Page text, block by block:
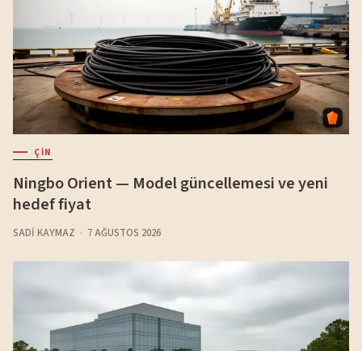
ÇIN
Ningbo Orient — Model güncellemesi ve yeni
hedef fiyat
SADI KAYMAZ 7 AĞUSTOS 2026